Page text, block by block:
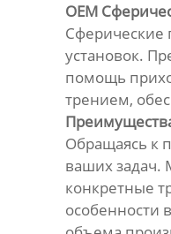
OEM
установок.
помощь
трением,
Обращаясь к
ваших задач.
конкретные
особенности